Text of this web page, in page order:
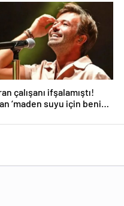
çalışanı ifşalamıştı!
‘maden suyu için beni
birini